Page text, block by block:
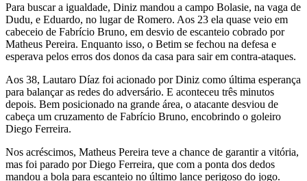
Para buscar a igualdade, Diniz mandou a campo Bolasie, na vaga de
Dudu, e Eduardo, no lugar de Romero. Aos 23 ela quase veio em
cabeceio de Fabrício Bruno, em desvio de escanteio cobrado por
Matheus Pereira. Enquanto isso, o Betim se fechou na defesa e
esperava pelos erros dos donos da casa para sair em contra-ataques.
Aos 38, Lautaro Díaz foi acionado por Diniz como última esperança
para balançar as redes do adversário. E aconteceu três minutos
depois. Bem posicionado na grande área, o atacante desviou de
cabeça um cruzamento de Fabrício Bruno, encobrindo o goleiro
Diego Ferreira.
Nos acréscimos, Matheus Pereira teve a chance de garantir a vitória,
mas foi parado por Diego Ferreira, que com a ponta dos dedos
mandou a bola para escanteio no último lance perigoso do jogo.